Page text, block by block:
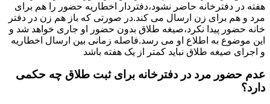
هفته در دفترخانه حاضر نشود،دفتردار اخطاریه حضور را هم برای
مرد و هم برای زن ارسال می کند.در صورتی که باز هم زن در دفتر
خانه حضور پیدا نکرد،صیغه طلاق بدون حضور او جاری خواهد شد و
این موضوع به اطلاع او می رسد.فاصله زمانی بین ارسال اخطاریه
و اجرای صیغه طلاق نباید کمتر از یک هفته باشد
عدم حضور مرد در دفترخانه برای ثبت طلاق چه حکمی
دارد؟